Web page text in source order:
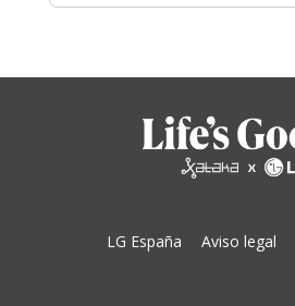
LG España Aviso legal